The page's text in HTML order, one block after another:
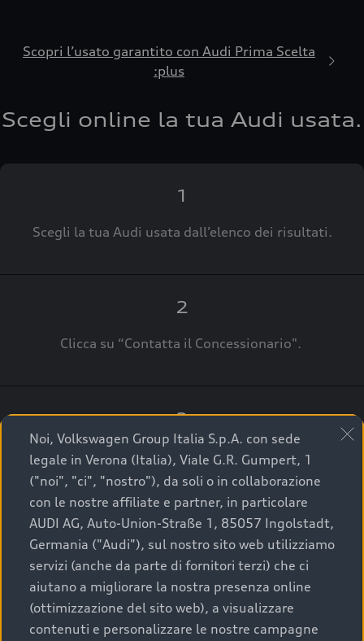
Scopri l’usato garantito con Audi Prima Scelta
:plus
Scegli online la tua Audi usata.
1
Scegli la tua Audi usata dall’elenco dei risultati.
2
Clicca su “Contatta il Concessionario".
3
A breve verrai ricontattato dal Customer Care
Audi Center o direttamente dal Concessionario
che ti supporterà per finalizzare la tua richiesta.
La qualità di acquistare
un’auto usata Audi
Noi, Volkswagen Group Italia S.p.A. con sede
legale in Verona (Italia), Viale G.R. Gumpert, 1
("noi", "ci", "nostro"), da soli o in collaborazione
con le nostre affiliate e partner, in particolare
AUDI AG, Auto-Union-Straße 1, 85057 Ingolstadt,
Germania ("Audi"), sul nostro sito web utilizziamo
servizi (anche da parte di fornitori terzi) che ci
aiutano a migliorare la nostra presenza online
(ottimizzazione del sito web), a visualizzare
contenuti e personalizzare le nostre campagne